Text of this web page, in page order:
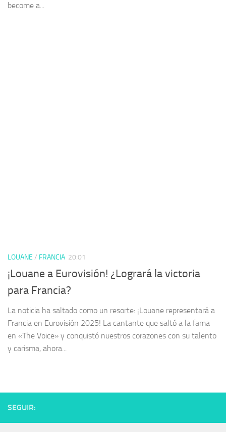
become a...
LOUANE / FRANCIA 20:01
¡Louane a Eurovisión! ¿Logrará la victoria
para Francia?
La noticia ha saltado como un resorte: ¡Louane representará a
Francia en Eurovisión 2025! La cantante que saltó a la fama
en «The Voice» y conquistó nuestros corazones con su talento
y carisma, ahora...
SEGUIR: